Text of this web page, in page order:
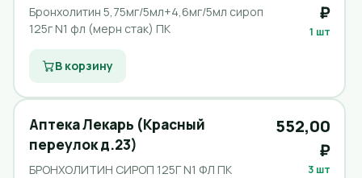
Бронхолитин 5,75мг/5мл+4,6мг/5мл сироп
125г N1 фл (мерн стак) ПК
₽
1 шт
В корзину
Аптека Лекарь (Красный
переулок д.23)
БРОНХОЛИТИН СИРОП 125Г N1 ФЛ ПК
552,00
₽
3 шт